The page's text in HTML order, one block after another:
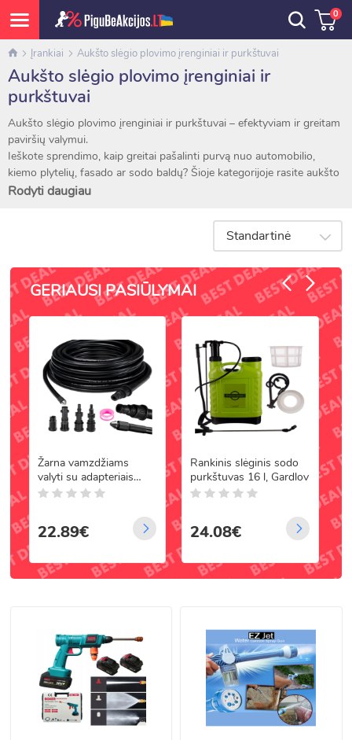
0
Įrankiai Aukšto slėgio plovimo įrenginiai ir purkštuvai
Aukšto slėgio plovimo įrenginiai ir
purkštuvai
Aukšto slėgio plovimo įrenginiai ir purkštuvai – efektyviam ir greitam
paviršių valymui.
Ieškote sprendimo, kaip greitai pašalinti purvą nuo automobilio,
kiemo plytelių, fasado ar sodo baldų? Šioje kategorijoje rasite aukšto
slėgio plovimo įrenginius, purkštuvus ir reikalingus priedus, skirtus
Siūlome elektrinius ir benzininius aukšto slėgio ploviklius, rankinius
purkštuvus, slėginius konteinerius, taip pat antgalius, žarnas ir filtrus,
kad galėtumėte pritaikyti įrangą savo poreikiams.
Mūsų plovimo įrenginiai padeda taupyti laiką ir vandenį, užtikrina
giluminį švaros rezultatą bei apsaugo valomus paviršius nuo
pažeidimų.
Rodyti daugiau
Standartinė
GERIAUSI PASIŪLYMAI
Žarna vamzdžiams
valyti su adapteriais
RUHHY 26133, 20 m
22.89€
Rankinis slėginis sodo
purkštuvas 16 l, Gardlov
24.08€